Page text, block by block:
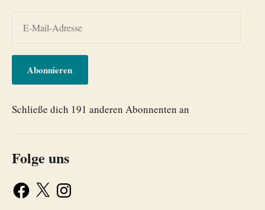
Abonnieren
Schließe dich 191 anderen Abonnenten an
Folge uns